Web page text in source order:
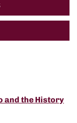
and the History